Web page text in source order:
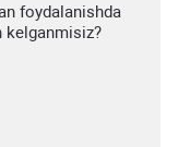
foydalanishda
kelganmisiz?